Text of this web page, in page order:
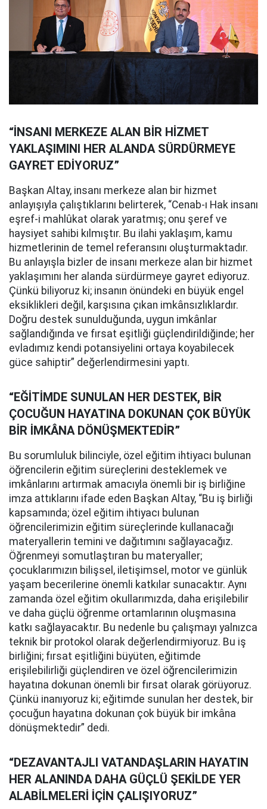
“İNSANI MERKEZE ALAN BİR HİZMET
YAKLAŞIMINI HER ALANDA SÜRDÜRMEYE
GAYRET EDİYORUZ”
Başkan Altay, insanı merkeze alan bir hizmet
anlayışıyla çalıştıklarını belirterek, “Cenab-ı Hak insanı
eşref-i mahlûkat olarak yaratmış; onu şeref ve
haysiyet sahibi kılmıştır. Bu ilahi yaklaşım, kamu
hizmetlerinin de temel referansını oluşturmaktadır.
Bu anlayışla bizler de insanı merkeze alan bir hizmet
yaklaşımını her alanda sürdürmeye gayret ediyoruz.
Çünkü biliyoruz ki; insanın önündeki en büyük engel
eksiklikleri değil, karşısına çıkan imkânsızlıklardır.
Doğru destek sunulduğunda, uygun imkânlar
sağlandığında ve fırsat eşitliği güçlendirildiğinde; her
evladımız kendi potansiyelini ortaya koyabilecek
güce sahiptir” değerlendirmesini yaptı.
“EĞİTİMDE SUNULAN HER DESTEK, BİR
ÇOCUĞUN HAYATINA DOKUNAN ÇOK BÜYÜK
BİR İMKÂNA DÖNÜŞMEKTEDİR”
Bu sorumluluk bilinciyle, özel eğitim ihtiyacı bulunan
öğrencilerin eğitim süreçlerini desteklemek ve
imkânlarını artırmak amacıyla önemli bir iş birliğine
imza attıklarını ifade eden Başkan Altay, “Bu iş birliği
kapsamında; özel eğitim ihtiyacı bulunan
öğrencilerimizin eğitim süreçlerinde kullanacağı
materyallerin temini ve dağıtımını sağlayacağız.
Öğrenmeyi somutlaştıran bu materyaller;
çocuklarımızın bilişsel, iletişimsel, motor ve günlük
yaşam becerilerine önemli katkılar sunacaktır. Aynı
zamanda özel eğitim okullarımızda, daha erişilebilir
ve daha güçlü öğrenme ortamlarının oluşmasına
katkı sağlayacaktır. Bu nedenle bu çalışmayı yalnızca
teknik bir protokol olarak değerlendirmiyoruz. Bu iş
birliğini; fırsat eşitliğini büyüten, eğitimde
erişilebilirliği güçlendiren ve özel öğrencilerimizin
hayatına dokunan önemli bir fırsat olarak görüyoruz.
Çünkü inanıyoruz ki; eğitimde sunulan her destek, bir
çocuğun hayatına dokunan çok büyük bir imkâna
dönüşmektedir” dedi.
“DEZAVANTAJLI VATANDAŞLARIN HAYATIN
HER ALANINDA DAHA GÜÇLÜ ŞEKİLDE YER
ALABİLMELERİ İÇİN ÇALIŞIYORUZ”